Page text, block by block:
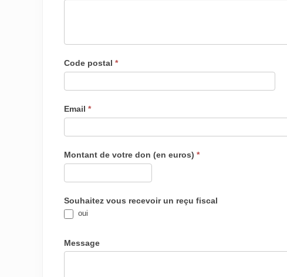
Code pos­tal *
Email *
Mon­tant de votre don (en euros) *
Sou­hai­tez vous rece­voir un reçu fiscal
oui
Mes­sage